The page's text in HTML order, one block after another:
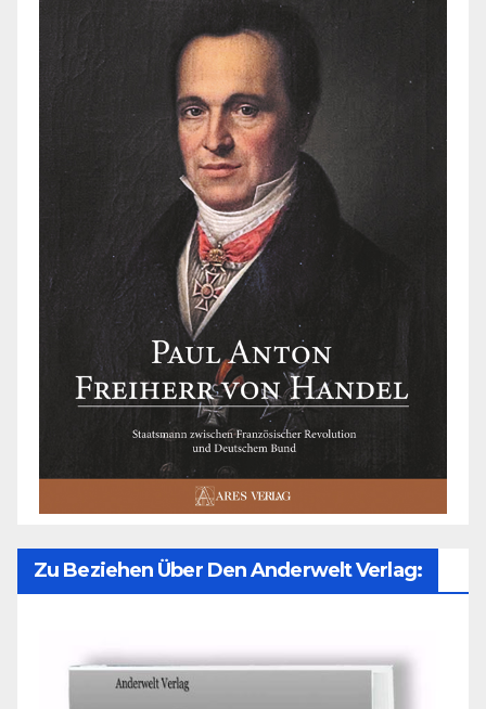
Zu Beziehen Über Den Anderwelt Verlag: